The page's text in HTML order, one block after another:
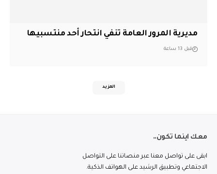
مديرية المرور العامة تنفي انتحار أحد منتسبيها
قبل 13 ساعة
المزيد
معك اينما تكون..
ابقى على تواصل معنا عبر منصاتنا على التواصل
الاجتماعي وتطبيق الرشيد على الهواتف الذكية.